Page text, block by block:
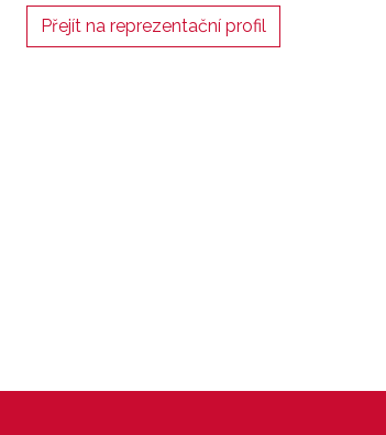
Přejít na reprezentační profil